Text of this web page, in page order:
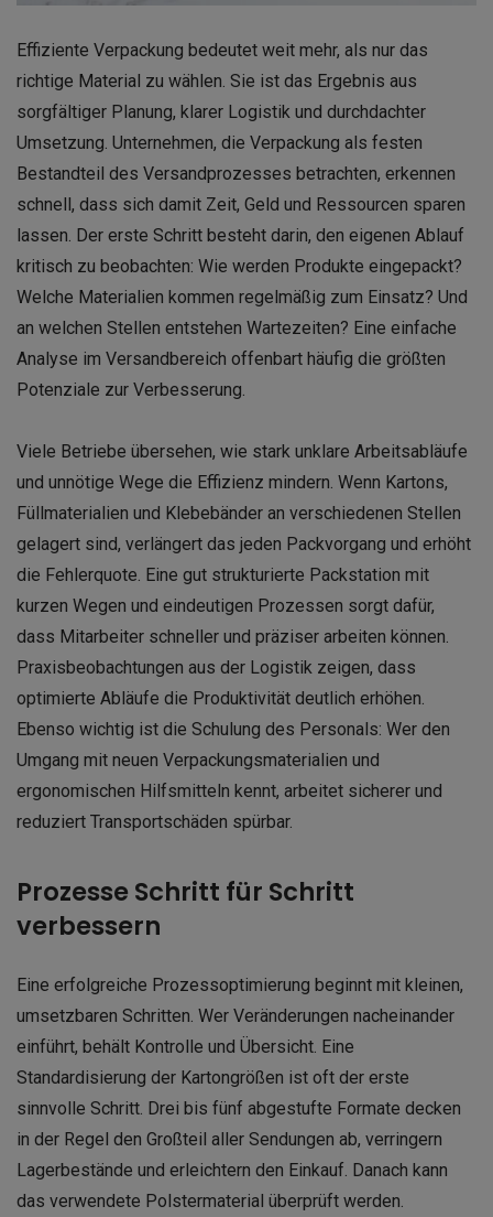
Effiziente Verpackung bedeutet weit mehr, als nur das
richtige Material zu wählen. Sie ist das Ergebnis aus
sorgfältiger Planung, klarer Logistik und durchdachter
Umsetzung. Unternehmen, die Verpackung als festen
Bestandteil des Versandprozesses betrachten, erkennen
schnell, dass sich damit Zeit, Geld und Ressourcen sparen
lassen. Der erste Schritt besteht darin, den eigenen Ablauf
kritisch zu beobachten: Wie werden Produkte eingepackt?
Welche Materialien kommen regelmäßig zum Einsatz? Und
an welchen Stellen entstehen Wartezeiten? Eine einfache
Analyse im Versandbereich offenbart häufig die größten
Potenziale zur Verbesserung.
Viele Betriebe übersehen, wie stark unklare Arbeitsabläufe
und unnötige Wege die Effizienz mindern. Wenn Kartons,
Füllmaterialien und Klebebänder an verschiedenen Stellen
gelagert sind, verlängert das jeden Packvorgang und erhöht
die Fehlerquote. Eine gut strukturierte Packstation mit
kurzen Wegen und eindeutigen Prozessen sorgt dafür,
dass Mitarbeiter schneller und präziser arbeiten können.
Praxisbeobachtungen aus der Logistik zeigen, dass
optimierte Abläufe die Produktivität deutlich erhöhen.
Ebenso wichtig ist die Schulung des Personals: Wer den
Umgang mit neuen Verpackungsmaterialien und
ergonomischen Hilfsmitteln kennt, arbeitet sicherer und
reduziert Transportschäden spürbar.
Prozesse Schritt für Schritt
verbessern
Eine erfolgreiche Prozessoptimierung beginnt mit kleinen,
umsetzbaren Schritten. Wer Veränderungen nacheinander
einführt, behält Kontrolle und Übersicht. Eine
Standardisierung der Kartongrößen ist oft der erste
sinnvolle Schritt. Drei bis fünf abgestufte Formate decken
in der Regel den Großteil aller Sendungen ab, verringern
Lagerbestände und erleichtern den Einkauf. Danach kann
das verwendete Polstermaterial überprüft werden.